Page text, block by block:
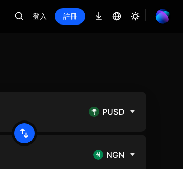
登入 註冊
PUSD
NGN